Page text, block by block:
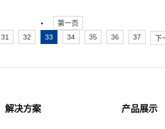
第一页
31 32 33 34 35 36 37 下
解决方案 产品展示